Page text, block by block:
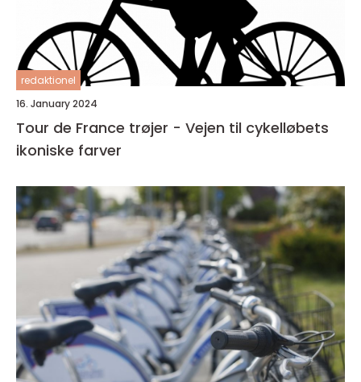
redaktionel
16. January 2024
Tour de France trøjer - Vejen til cykelløbets
ikoniske farver